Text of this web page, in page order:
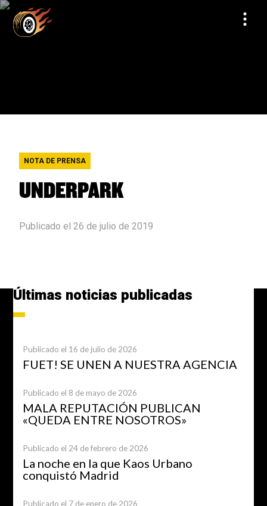
NOTA DE PRENSA
UNDERPARK
Publicado el 26 de julio de 2019
Últimas noticias publicadas
Publicado el 16 de julio de 2026
FUET! SE UNEN A NUESTRA AGENCIA
Publicado el 8 de mayo de 2026
MALA REPUTACIÓN PUBLICAN
«QUEDA ENTRE NOSOTROS»
Publicado el 24 de febrero de 2026
La noche en la que Kaos Urbano
conquistó Madrid
Publicado el 7 de enero de 2026